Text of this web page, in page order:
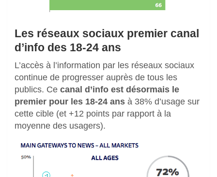
Les réseaux sociaux premier canal
d’info des 18-24 ans
L’accès à l’information par les réseaux sociaux
continue de progresser auprès de tous les
publics. Ce canal d’info est désormais le
premier pour les 18-24 ans à 38% d’usage sur
cette cible (et +12 points par rapport à la
moyenne des usagers).